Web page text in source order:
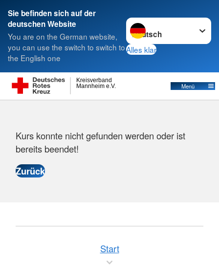
Sie befinden sich auf der
deutschen Website
You are on the German website,
you can use the switch to switch to
the English one
Sprache wechseln zu
Alles klar
Mannheim e.V.
Kreisverband
Menü
Suche
Kurs konnte nicht gefunden werden oder ist
bereits beendet!
Start